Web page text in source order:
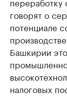
говорят о
потенциале
Башкирии
налоговых